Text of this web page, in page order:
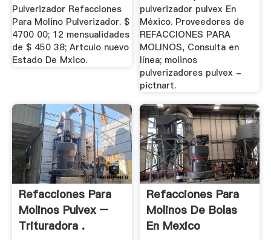
Pulverizador Refacciones
Para Molino Pulverizador. $
4700 00; 12 mensualidades
de $ 450 38; Artculo nuevo
Estado De Mxico.
pulverizador pulvex En
México. Proveedores de
REFACCIONES PARA
MOLINOS, Consulta en
línea; molinos
pulverizadores pulvex -
pictnart.
Refacciones Para
Molinos Pulvex –
Trituradora .
Refacciones Para
Molinos De Bolas
En Mexico